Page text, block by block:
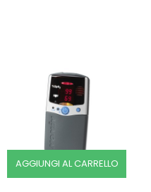
AGGIUNGI AL CARRELLO